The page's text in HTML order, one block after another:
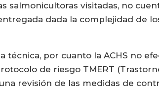
salmonicultoras visitadas, no
dada la complejidad de
técnica, por cuanto la ACHS no
de riesgo TMERT
revisión de las medidas de